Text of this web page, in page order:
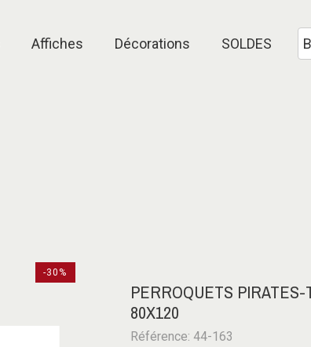
Affiches Décorations SOLDES
-30%
PERROQUETS
80X120
Référence: 44-163